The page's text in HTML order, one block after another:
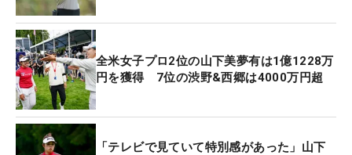
全米女子プロ2位の山下美夢有は1億1228万
円を獲得 7位の渋野&西郷は4000万円超
「テレビで見ていて特別感があった」山下